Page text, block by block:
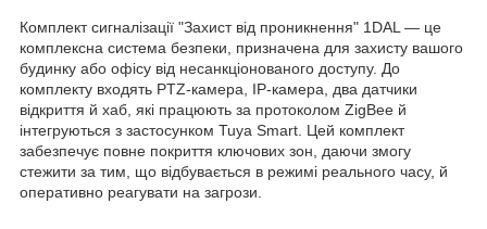
Комплект сигналізації "Захист від проникнення" 1DAL — це
комплексна система безпеки, призначена для захисту вашого
будинку або офісу від несанкціонованого доступу. До
комплекту входять PTZ-камера, IP-камера, два датчики
відкриття й хаб, які працюють за протоколом ZigBee й
інтегруються з застосунком Tuya Smart. Цей комплект
забезпечує повне покриття ключових зон, даючи змогу
стежити за тим, що відбувається в режимі реального часу, й
оперативно реагувати на загрози.